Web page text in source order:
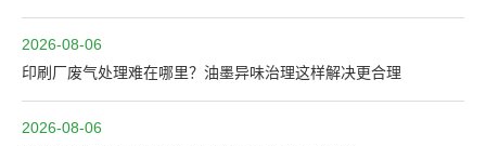
2026-08-06
印刷厂废气处理难在哪里？油墨异味治理这样解决更合理
2026-08-06